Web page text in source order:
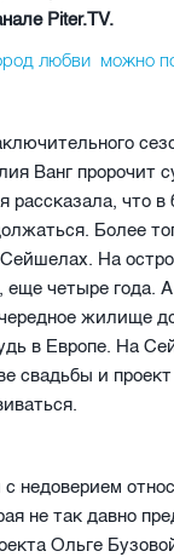
Piter.TV.
любви можно
Ванг пророчит
рассказала, что
Более
На
четыре года.
жилище
в Европе. На
свадьбы и
недоверием
не так давно
Ольге